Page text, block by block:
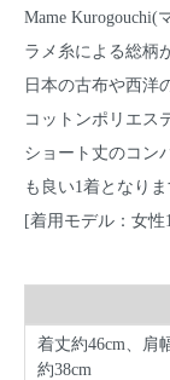
Mame Kurogouchi(
ラメ糸による総柄
日本の古布や西洋
コットンポリエス
ショート丈のコン
も良い1着となりま
[着用モデル：女性
着丈約46cm、肩
約38cm